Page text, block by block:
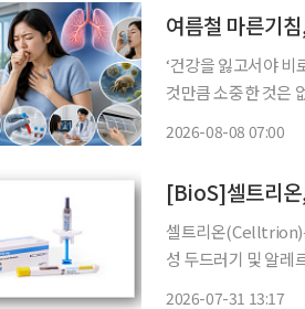
여름철 마른기
‘건강을 잃고서야
것만큼 소중한 것은
2026-08-08 07:00
[BioS]셀트리
셀트리온(Celltrion)은 유럽 주요 5개국 중 하
성 두드러기 및 알레르기
2026-07-31 13:17